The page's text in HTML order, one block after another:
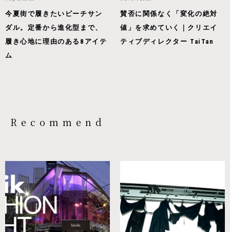
今夏街で履きたいビーチサン
ダル。定番から進化型まで、
履き心地に理由のある8アイテ
ム
賛否に関係なく「変化の絶対
値」を求めていく｜クリエイ
ティブディレクター TaiTan
Recommend